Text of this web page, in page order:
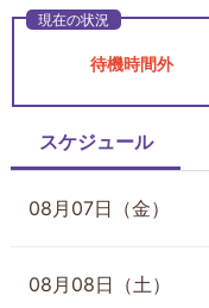
待機時間外
スケジュール
08月07日（金）
08月08日（土）